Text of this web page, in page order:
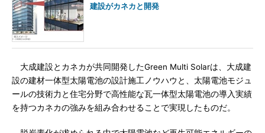
建設がカネカと開発
大成建設とカネカが共同開発したGreen Multi Solarは、大成建
設の建材一体型太陽電池の設計施工ノウハウと、太陽電池モジュ
ールの技術力と住宅分野で高性能な瓦一体型太陽電池の導入実績
を持つカネカの強みを組み合わせることで実現したものだ。